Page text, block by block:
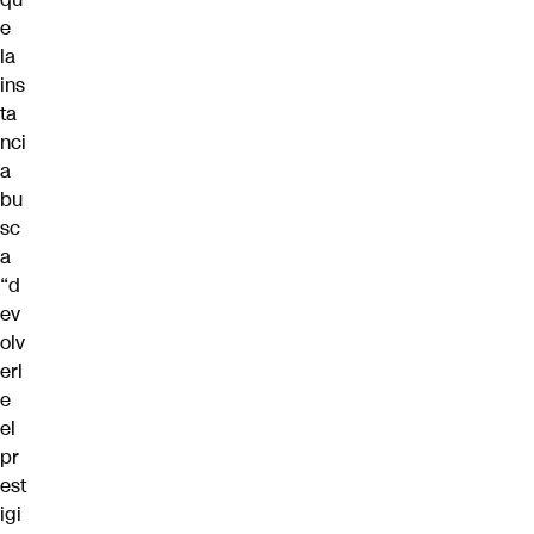
e
la
ins
ta
nci
a
bu
sc
a
“d
ev
olv
erl
e
el
pr
est
igi